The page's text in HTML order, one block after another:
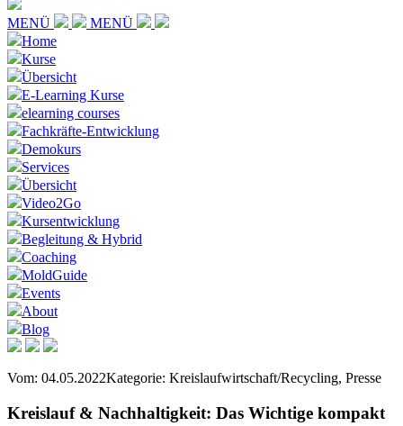
MENÜ
MENÜ
Home
Kurse
Übersicht
E-Learning Kurse
elearning courses
Fachkräfte-Entwicklung
Demokurs
Services
Übersicht
Video2Go
Kursentwicklung
Begleitung & Hybrid
Coaching
MoldGuide
Events
About
Blog
Vom: 04.05.2022Kategorie: Kreislaufwirtschaft/Recycling, Presse
Kreislauf & Nachhaltigkeit: Das Wichtige kompakt